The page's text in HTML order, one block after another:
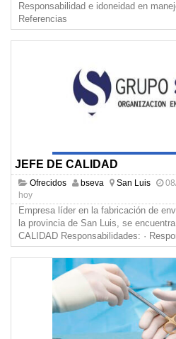
Responsabilidad e idoneidad en
Referencias
JEFE DE CALIDAD
Ofrecidos bseva San Luis
hoy
Empresa líder en la fabricación de
la provincia de San Luis, se
CALIDAD Responsabilidades: ·